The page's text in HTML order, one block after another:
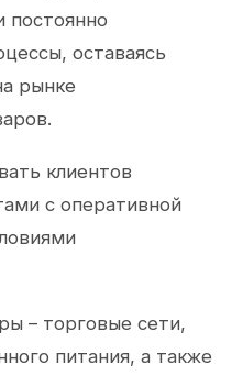
постоянно
оставаясь
рынке
клиентов
с оперативной
– торговые сети,
питания, а также